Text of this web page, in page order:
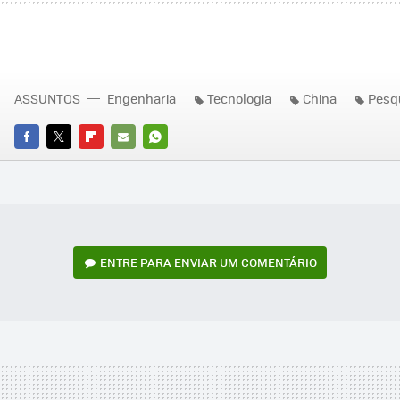
FACEBOOK
TWITTERFLIPBOARD
E-
WHATSAPP
ASSUNTOS Engenharia Tecnologia China
ENTRE PARA ENVIAR UM COMENTÁRIO